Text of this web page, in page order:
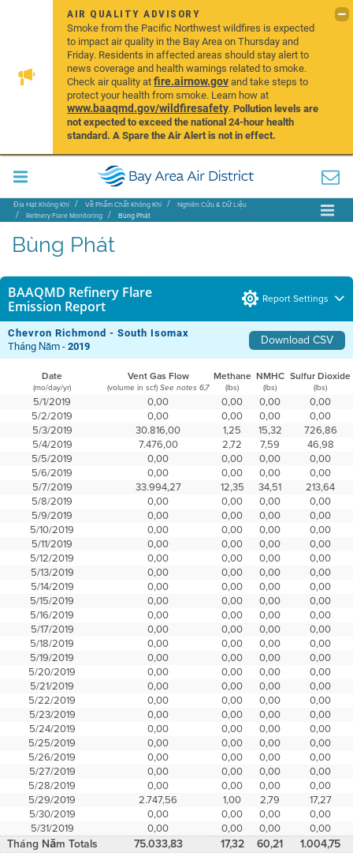
AIR QUALITY ADVISORY
Smoke from the Pacific Northwest wildfires is expected
to impact air quality in the Bay Area on Thursday and
Friday. Residents in affected areas should stay alert to
news coverage and health warnings related to smoke.
Check air quality atfire.airnow.govand take steps to
protect your health from smoke. Learn how at
www.baaqmd.gov/wildfiresafety.Pollution levels are
not expected to exceed the national 24-hour health
standard. A Spare the Air Alert is not in effect.
Địa Hạt Không Khí Về Phẩm Chất Không Khí
Nghiên Cứu & Dữ Liệu
Refinery Flare Monitoring
Bùng Phát
Bùng Phát
BAAQMD Refinery Flare
Emission Report
Report Settings
Chevron Richmond - South Isomax Download CSV
Tháng Năm -2019
Date Vent Gas Flow Methane NMHC Sulfur Dioxide
(mo/day/yr) (volume in scf) See notes 6,7 (lbs) (lbs) (lbs)
5/1/2019 0,00 0,00 0,00
0,00
5/2/2019
0,00 0,00 0,00
0,00
5/3/2019
30.816,00 1,25 15,32
726,86
5/4/2019
7.476,00 2,72 7,59
46,98
5/5/2019
0,00 0,00 0,00
0,00
5/6/2019
0,00 0,00 0,00
0,00
5/7/2019
33.994,27 12,35 34,51
213,64
5/8/2019
0,00 0,00 0,00
0,00
5/9/2019
0,00 0,00 0,00
0,00
5/10/2019
0,00 0,00 0,00
0,00
5/11/2019
0,00 0,00 0,00
0,00
5/12/2019
0,00 0,00 0,00
0,00
5/13/2019
0,00 0,00 0,00
0,00
5/14/2019
0,00 0,00 0,00
0,00
5/15/2019
0,00 0,00 0,00
0,00
5/16/2019
0,00 0,00 0,00
0,00
5/17/2019
0,00 0,00 0,00
0,00
5/18/2019
0,00 0,00 0,00
0,00
5/19/2019
0,00 0,00 0,00
0,00
5/20/2019
0,00 0,00 0,00
0,00
5/21/2019
0,00 0,00 0,00
0,00
5/22/2019
0,00 0,00 0,00
0,00
5/23/2019
0,00 0,00 0,00
0,00
5/24/2019
0,00 0,00 0,00
0,00
5/25/2019
0,00 0,00 0,00
0,00
5/26/2019
0,00 0,00 0,00
0,00
5/27/2019
0,00 0,00 0,00
0,00
5/28/2019
0,00 0,00 0,00
0,00
5/29/2019
2.747,56 1,00 2,79
17,27
5/30/2019
0,00 0,00 0,00
0,00
5/31/2019
0,00 0,00 0,00 0,00
Tháng Năm Totals 75.033,83 17,32 60,21 1.004,75